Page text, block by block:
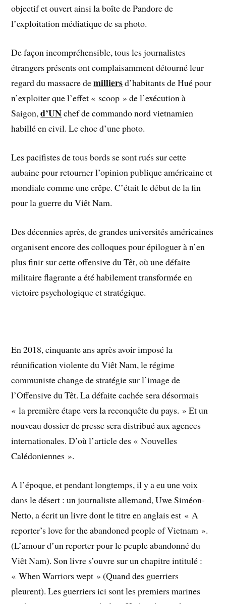
objectif et ouvert ainsi la boîte de Pandore de
l’exploitation médiatique de sa photo.
De façon incompréhensible, tous les journalistes
étrangers présents ont complaisamment détourné leur
regard du massacre demilliersd’habitants de Hué pour
n’exploiter que l’effet « scoop » de l’exécution à
Saigon,d’UNchef de commando nord vietnamien
habillé en civil. Le choc d’une photo.
Les pacifistes de tous bords se sont rués sur cette
aubaine pour retourner l’opinion publique américaine et
mondiale comme une crêpe. C’était le début de la fin
pour la guerre du Viêt Nam.
Des décennies après, de grandes universités américaines
organisent encore des colloques pour épiloguer à n’en
plus finir sur cette offensive du Têt, où une défaite
militaire flagrante a été habilement transformée en
victoire psychologique et stratégique.
En 2018, cinquante ans après avoir imposé la
réunification violente du Viêt Nam, le régime
communiste change de stratégie sur l’image de
l’Offensive du Têt. La défaite cachée sera désormais
« la première étape vers la reconquête du pays. » Et un
nouveau dossier de presse sera distribué aux agences
internationales. D’où l’article des « Nouvelles
Calédoniennes ».
A l’époque, et pendant longtemps, il y a eu une voix
dans le désert : un journaliste allemand, Uwe Siméon-
Netto, a écrit un livre dont le titre en anglais est « A
reporter’s love for the abandoned people of Vietnam ».
(L’amour d’un reporter pour le peuple abandonné du
Viêt Nam). Son livre s’ouvre sur un chapitre intitulé :
« When Warriors wept » (Quand des guerriers
pleurent). Les guerriers ici sont les premiers marines